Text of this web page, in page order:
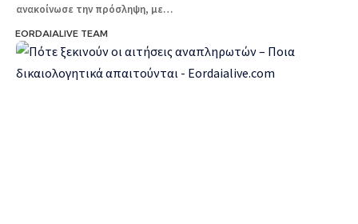
ανακοίνωσε την πρόσληψη, με…
EORDAIALIVE TEAM